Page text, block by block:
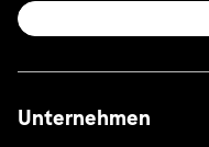
Unternehmen